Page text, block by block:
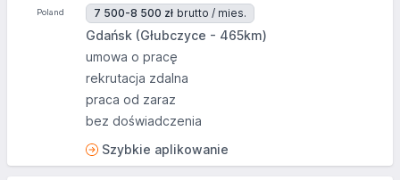
7 500-8 500 zł brutto / mies.
Gdańsk (Głubczyce - 465km)
umowa o pracę
rekrutacja zdalna
praca od zaraz
bez doświadczenia
Szybkie aplikowanie